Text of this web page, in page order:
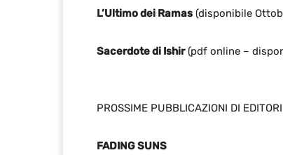
L’Ultimo dei Ramas (disponibile
Sacerdote di Ishir(pdf online –
PROSSIME PUBBLICAZIONI DI
FADING SUNS